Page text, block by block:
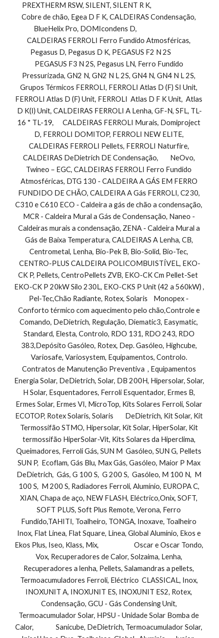
PREXTHERM RSW, SILENT, SILENT R K,
Cobre de chão, Egea D F K, CALDEIRAS Condensação,
BlueHelix Pro, DOMIcondens D,
CALDEIRAS FERROLI Ferro Fundido Atmosféricas,
Pegasus D, Pegasus D K, PEGASUS F2 N 2S
PEGASUS F3 N 2S, Pegasus LN, Ferro Fundido
Pressurizada, GN2 N, GN2 N L 2S, GN4 N, GN4 N L 2S,
Grupos Térmicos FERROLI, FERROLI Atlas D (F) SI Unit,
FERROLI Atlas D (F) Unit, FERROLI  Atlas D F K Unit,  Atlas
D K(I) Unit, CALDEIRAS FERROLI A Lenha, GF-N, SFL, TL-
16 * TL-19,      CALDEIRAS FERROLI Murais, Domiproject
D, FERROLI DOMITOP, FERROLI NEW ELITE,
CALDEIRAS FERROLI Pellets, FERROLI Naturfire,
CALDEIRAS DeDietrich DE Condensação,        NeOvo,
Twineo – EGC, CALDEIRAS FERROLI Ferro Fundido
Atmosféricas, DTG 130 - CALDEIRA A GÁS EM FERRO
FUNDIDO DE CHÃO, CALDEIRA A Gás FERROLI, C230,
C310 e C610 ECO - Caldeira a gás de chão a condensação,
MCR - Caldeira Mural a Gás de Condensação, Naneo -
Caldeiras murais a condensação, ZENA - Caldeira Mural a
Gás de Baixa Temperatura, CALDEIRAS A Lenha, CB,
Centrometal, Lenha, Bio-Pek B, Bio-Solid, Bio-Tec,
CENTRO-PLUS CALDEIRA POLICOMBUISTÍVEL, EKO-
CK P, Pellets, CentroPellets ZVB, EKO-CK Cm Pellet-Set
EKO-CK P 20kW Silo 230L, EKO-CKS P Unit (42 a 560kW) ,
Pel-Tec,Chão Radiante, Rotex, Solaris    Monopex -
Conforto térmico com aquecimento pelo chão,Controle e
Comando, DeDietrich, Regulação, Diematic3, Easymatic,
Standard, Elesta, Controlo, RDO 131, RDO 243, RDO
383,Depósito Gasóleo, Rotex, Dep. Gasóleo, Highcube,
Variosafe, Variosystem, Equipamentos, Controlo.
Contratos de Manutenção Preventiva  , Equipamentos
Energia Solar, DeDietrich, Solar, DB 200H, Hipersolar, Solar,
H Solar, Esquentadores, Ferroli Esquentador, Ermes B,
Ermes Solar, Ermes VI, MicroTop, Kits Solares Ferroli, Solar
ECOTOP, Rotex Solaris, Solaris        DeDietrich, Kit Solar, Kit
Termossifão STMO, Hipersolar, Kit Solar, HiperSolar, Kit
termossifão HiperSolar-Vit, Kits Solares da Hiperclima,
Queimadores, Ferroli Gás, SUN M  Gasóleo, SUN G, Pellets
SUN P,  Ecoflam, Gás Blu, Max Gás, Gasóleo, Maior P Max
DeDietrich,  Gás, G 100 S,  G 200 S,  Gasóleo, M 100 N,  M
100 S,  M 200 S, Radiadores Ferroli, Alumínio, EUROPA C,
XIAN, Chapa de aço, NEW FLASH, Eléctrico,Onix, SOFT,
SOFT PLUS, Soft Plus Remote, Verona, Ferro
Fundido,TAHITI, Toalheiro, TONGA, Inoxave, Toalheiro
Inox, Flat Linea, Flat Square, Linea, Global Alumínio, Ekos e
Ekos Plus, Iseo, Klass, Mix,                        Oscar e Oscar Tondo,
Vox, Recuperadores de Calor, Solzaima, Lenha,
Recuperadores a lenha, Pellets, Salamandras a pellets,
Termoacumuladores Ferroli, Eléctrico  CLASSICAL, Inox,
INOXUNIT A, INOXUNIT ES, INOXUNIT ES2, Rotex,
Condensação, GCU - Gás Condensing Unit,
Termoacumulador Solar, HPSU - Unidade Solar Bomba de
Calor,               Sanicube, DeDietrich, Termoacumulador Solar,